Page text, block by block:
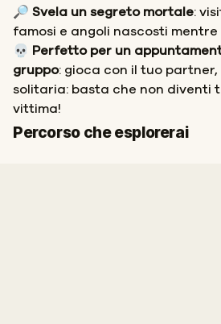
🔎 Svela un segreto mortale:
famosi e angoli nascosti
💀 Perfetto per un
gruppo: gioca con il tuo partner,
solitaria: basta che non diventi
vittima!
Percorso che esplorerai
Inizio
Fine